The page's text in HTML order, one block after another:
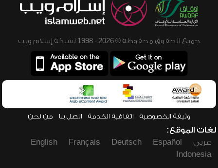
جميع الحقوق محفوظة © 2026 - 1998 لشبكة إسلام ويب
وثيقة الخصوصية اتفاقية الخدمة اتصل بنا من نحن
لغات الموقع:
عربي
Español
Deutsch
Français
English
Indonesia